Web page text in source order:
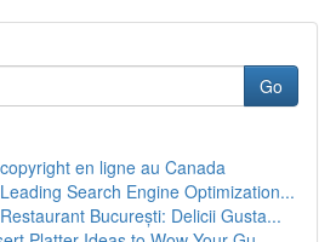
Go
en ligne au Canada
Search Engine Optimization...
București: Delicii Gusta...